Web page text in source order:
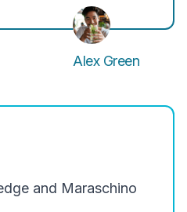
Alex Green
and Maraschino